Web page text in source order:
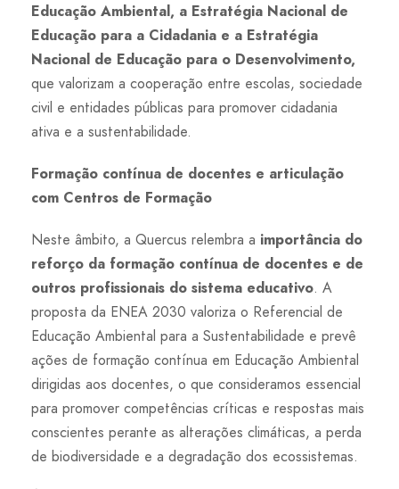
Educação Ambiental, a Estratégia Nacional de
Educação para a Cidadania e a Estratégia
Nacional de Educação para o Desenvolvimento,
que valorizam a cooperação entre escolas, sociedade
civil e entidades públicas para promover cidadania
ativa e a sustentabilidade.
Formação contínua de docentes e articulação
com Centros de Formação
Neste âmbito, a Quercus relembra a importância do
reforço da formação contínua de docentes e de
outros profissionais do sistema educativo. A
proposta da ENEA 2030 valoriza o Referencial de
Educação Ambiental para a Sustentabilidade e prevê
ações de formação contínua em Educação Ambiental
dirigidas aos docentes, o que consideramos essencial
para promover competências críticas e respostas mais
conscientes perante as alterações climáticas, a perda
de biodiversidade e a degradação dos ecossistemas.